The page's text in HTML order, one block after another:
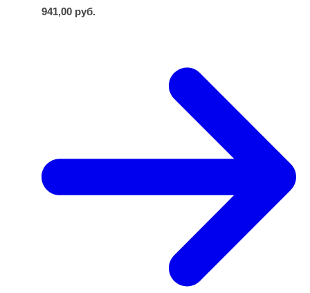
941,00 руб.